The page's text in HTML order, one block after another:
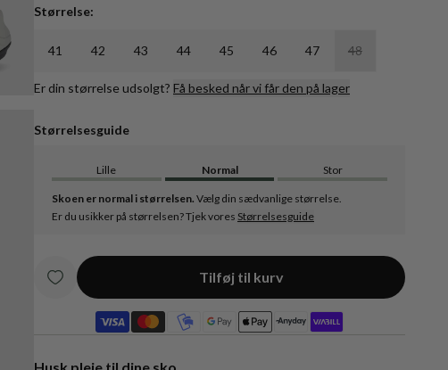
Størrelse:
41 42 43 44 45 46 47 48
Er din størrelse udsolgt? Få besked når vi får den på lager
Størrelsesguide
Lille Normal Stor
Skoen er normal i størrelsen. Vælg din sædvanlige størrelse.
Er du usikker på størrelsen? Tjek vores Størrelsesguide
Tilføj til kurv